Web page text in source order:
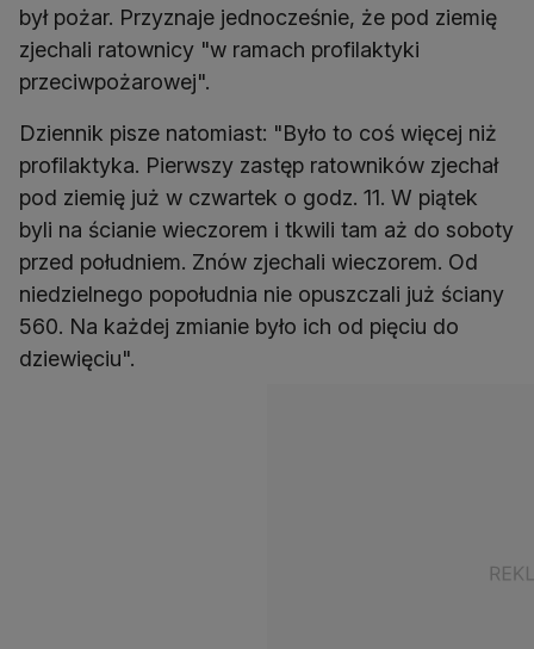
był pożar. Przyznaje jednocześnie, że pod ziemię
zjechali ratownicy "w ramach profilaktyki
przeciwpożarowej".
Dziennik pisze natomiast: "Było to coś więcej niż
profilaktyka. Pierwszy zastęp ratowników zjechał
pod ziemię już w czwartek o godz. 11. W piątek
byli na ścianie wieczorem i tkwili tam aż do soboty
przed południem. Znów zjechali wieczorem. Od
niedzielnego popołudnia nie opuszczali już ściany
560. Na każdej zmianie było ich od pięciu do
dziewięciu".